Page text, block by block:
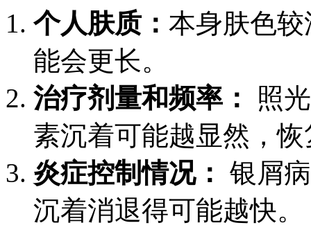
个人肤质： 本身肤色
能会更长。
治疗剂量和频率：
照
素沉着可能越显然，
炎症控制情况： 银屑
沉着消退得可能越快。